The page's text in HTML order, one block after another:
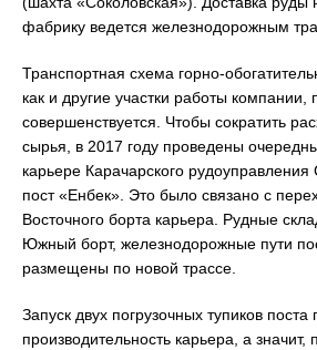
фабрику ведется железнодорожным
Транспортная схема горно-
как и другие участки работы компании,
совершенствуется. Чтобы сократить
сырья, в 2017 году проведены
карьере Карачарского
пост «Енбек». Это было связано с
Восточного борта карьера. Рудные
Южный борт, железнодорожные пути
размещены по новой трассе.
Запуск двух погрузочных тупиков поста
производительность карьера, а